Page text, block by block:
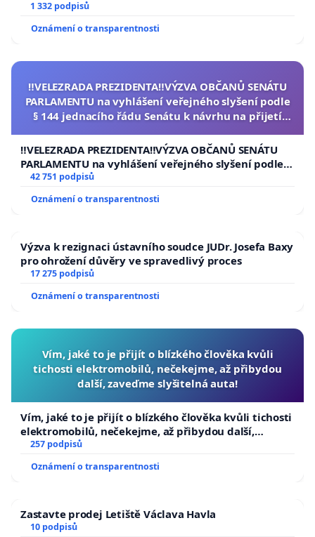
1 332 podpisů
Oznámení o transparentnosti
‼️VELEZRADA PREZIDENTA‼️VÝZVA OBČANŮ SENÁTU
PARLAMENTU na vyhlášení veřejného slyšení podle
§ 144 jednacího řádu Senátu k návrhu na přijetí
republiky
‼️VELEZRADA PREZIDENTA‼️VÝZVA OBČANŮ SENÁTU
PARLAMENTU na vyhlášení veřejného slyšení podle §
144 jednacího řádu Senátu k návrhu na přijetí
republiky
42 751 podpisů
Oznámení o transparentnosti
Výzva k rezignaci ústavního soudce JUDr. Josefa Baxy
pro ohrožení důvěry ve spravedlivý proces
17 275 podpisů
Oznámení o transparentnosti
Vím, jaké to je přijít o blízkého člověka kvůli
tichosti elektromobilů, nečekejme, až přibydou
další, zaveďme slyšitelná auta!
Vím, jaké to je přijít o blízkého člověka kvůli tichosti
elektromobilů, nečekejme, až přibydou další,
zaveďme slyšitelná auta!
257 podpisů
Oznámení o transparentnosti
Zastavte prodej Letiště Václava Havla
10 podpisů